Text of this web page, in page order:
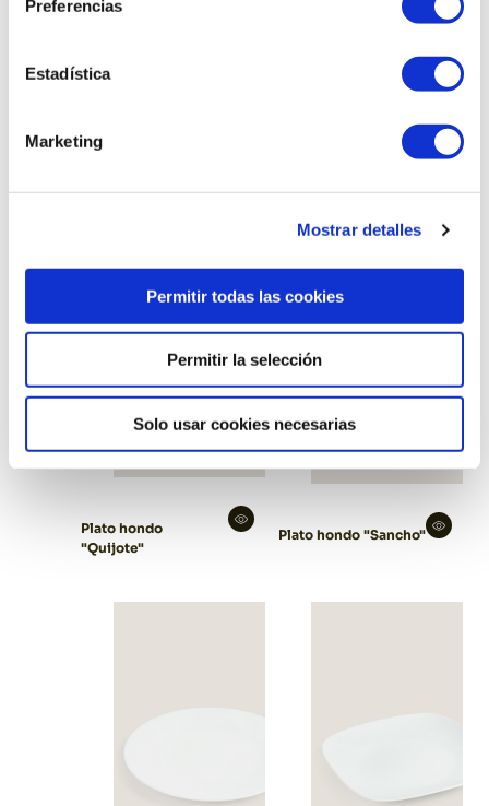
Preferencias
Estadística
Marketing
Mostrar detalles
Permitir todas las cookies
Permitir la selección
Solo usar cookies necesarias
Plato rectangular
Plato hondo
"Quijote"
Plato hondo "Sancho"